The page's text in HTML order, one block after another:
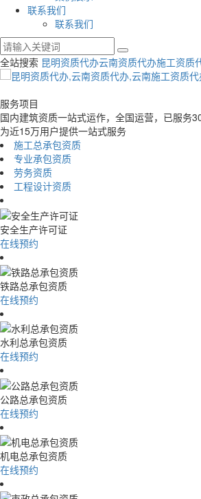
联系我们
联系我们
全站搜索 昆明资质代办云南资质代办施工资质
服务项目
国内建筑资质一站式运作，全国运营，已服务
为近15万用户提供一站式服务
施工总承包资质
专业承包资质
劳务资质
工程设计资质
安全生产许可证
在线预约
铁路总承包资质
在线预约
水利总承包资质
在线预约
公路总承包资质
在线预约
机电总承包资质
在线预约